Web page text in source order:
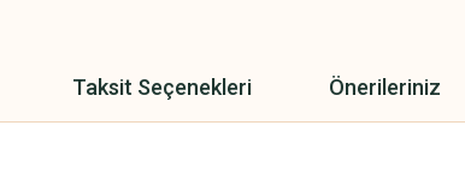
Taksit Seçenekleri Önerileriniz